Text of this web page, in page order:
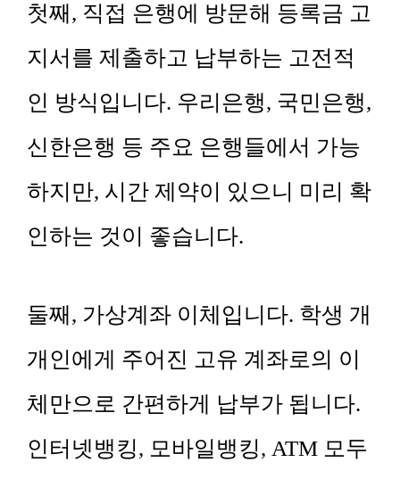
첫째, 직접 은행에 방문해 등록금 고
지서를 제출하고 납부하는 고전적
인 방식입니다. 우리은행, 국민은행,
신한은행 등 주요 은행들에서 가능
하지만, 시간 제약이 있으니 미리 확
인하는 것이 좋습니다.
둘째, 가상계좌 이체입니다. 학생 개
개인에게 주어진 고유 계좌로의 이
체만으로 간편하게 납부가 됩니다.
인터넷뱅킹, 모바일뱅킹, ATM 모두